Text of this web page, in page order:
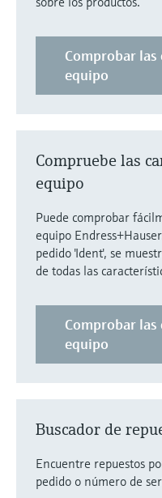
Visor de dispositivos
Encuentre información y
específicas sobre los productos.
Buscador de repuestos
Encuentre repuestos por raíz
electromecánico
Medición de nivel por
microondas
Level measurement
Ver todos
microondas
Memosens technology
Ver todos
para una toma de
sólida y fundamentada
Comprobar
equipo
Compruebe las
equipo
Puede comprobar
equipo
pedido 'Ident', se
de todas las
Comprobar
equipo
Buscador de
Encuentre repuestos
pedido o número de